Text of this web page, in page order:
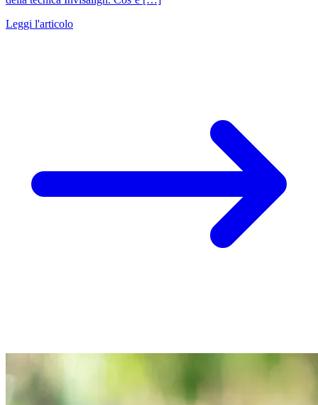
Leggi l'articolo